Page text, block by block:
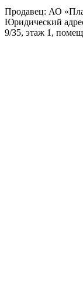
Продавец: АО
Юридический
9/35, этаж 1,